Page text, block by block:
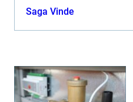
och hållbarhet när
Saga Vinde